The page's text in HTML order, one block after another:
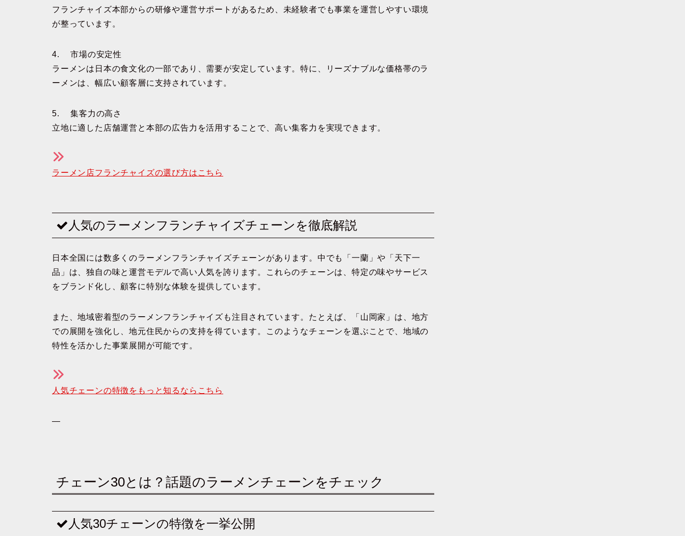
フランチャイズ本部からの研修や運営サポートがあるため、未経験者でも事業を運営しやすい環境
が整っています。
4. 市場の安定性
ラーメンは日本の食文化の一部であり、需要が安定しています。特に、リーズナブルな価格帯のラ
ーメンは、幅広い顧客層に支持されています。
5. 集客力の高さ
立地に適した店舗運営と本部の広告力を活用することで、高い集客力を実現できます。
ラーメン店フランチャイズの選び方はこちら
人気のラーメンフランチャイズチェーンを徹底解説
日本全国には数多くのラーメンフランチャイズチェーンがあります。中でも「一蘭」や「天下一
品」は、独自の味と運営モデルで高い人気を誇ります。これらのチェーンは、特定の味やサービス
をブランド化し、顧客に特別な体験を提供しています。
また、地域密着型のラーメンフランチャイズも注目されています。たとえば、「山岡家」は、地方
での展開を強化し、地元住民からの支持を得ています。このようなチェーンを選ぶことで、地域の
特性を活かした事業展開が可能です。
人気チェーンの特徴をもっと知るならこちら
—
チェーン30とは？話題のラーメンチェーンをチェック
人気30チェーンの特徴を一挙公開